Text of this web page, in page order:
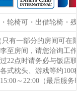
・轮椅可・出借轮椅・
有一部分的房间可在阳
至房间，请您洽询工作
22点时请务必与饭店联
式枕头、游戏等约100
～22:00（最后服务